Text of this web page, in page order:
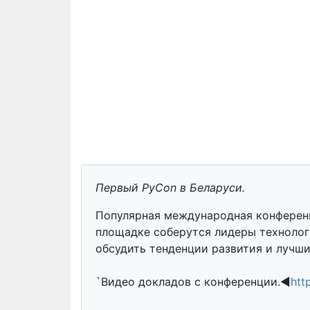
Первый PyCon в Беларуси.
Популярная международная
площадке соберутся лидеры
обсудить тенденции развития и
`Видео докладов с конференции.◀